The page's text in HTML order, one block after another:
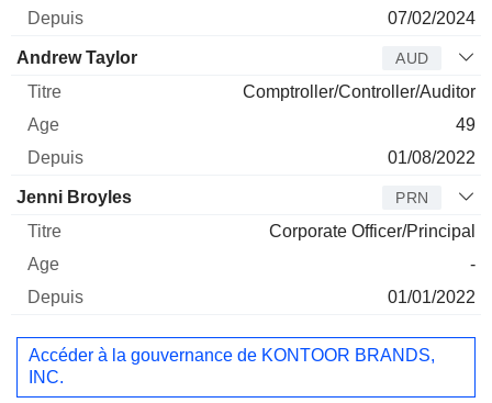
07/02/2024
Andrew Taylor AUD
Comptroller/Controller/Auditor
49
01/08/2022
Jenni Broyles PRN
Corporate Officer/Principal
-
01/01/2022
Accéder à la gouvernance de KONTOOR BRANDS,
INC.